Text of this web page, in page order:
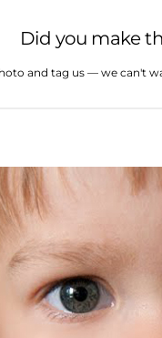
Did you make
and tag us — we can't